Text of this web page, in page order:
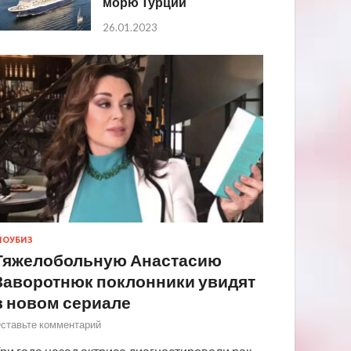
26.01.2023
Анастасию
поклонники увидят
новом сериале
комментарий